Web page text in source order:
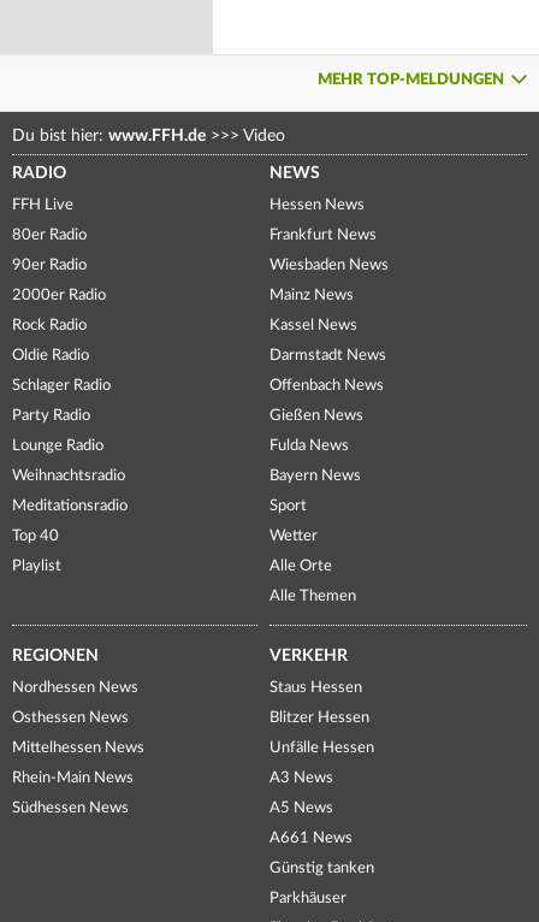
MEHR TOP-MELDUNGEN
Du bist hier: www.FFH.de >>> Video
RADIO
FFH Live
80er Radio
90er Radio
2000er Radio
Rock Radio
Oldie Radio
Schlager Radio
Party Radio
Lounge Radio
Weihnachtsradio
Meditationsradio
Top 40
Playlist
NEWS
Hessen News
Frankfurt News
Wiesbaden News
Mainz News
Kassel News
Darmstadt News
Offenbach News
Gießen News
Fulda News
Bayern News
Sport
Wetter
Alle Orte
Alle Themen
REGIONEN
Nordhessen News
Osthessen News
Mittelhessen News
Rhein-Main News
Südhessen News
VERKEHR
Staus Hessen
Blitzer Hessen
Unfälle Hessen
A3 News
A5 News
A661 News
Günstig tanken
Parkhäuser